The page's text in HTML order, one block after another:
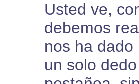
Usted ve,
debemos
nos ha
un solo